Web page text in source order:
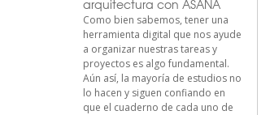
arquitectura con ASANA
Como bien sabemos, tener una
herramienta digital que nos ayude
a organizar nuestras tareas y
proyectos es algo fundamental.
Aún así, la mayoría de estudios no
lo hacen y siguen confiando en
que el cuaderno de cada uno de